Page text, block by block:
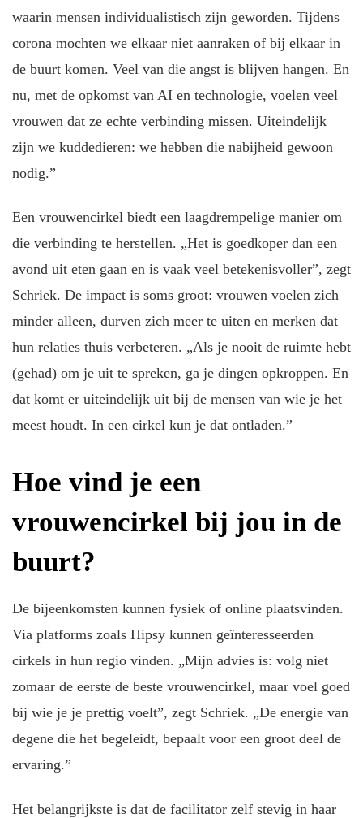
waarin mensen individualistisch zijn geworden. Tijdens
corona mochten we elkaar niet aanraken of bij elkaar in
de buurt komen. Veel van die angst is blijven hangen. En
nu, met de opkomst van AI en technologie, voelen veel
vrouwen dat ze echte verbinding missen. Uiteindelijk
zijn we kuddedieren: we hebben die nabijheid gewoon
nodig.”
Een vrouwencirkel biedt een laagdrempelige manier om
die verbinding te herstellen. „Het is goedkoper dan een
avond uit eten gaan en is vaak veel betekenisvoller”, zegt
Schriek. De impact is soms groot: vrouwen voelen zich
minder alleen, durven zich meer te uiten en merken dat
hun relaties thuis verbeteren. „Als je nooit de ruimte hebt
(gehad) om je uit te spreken, ga je dingen opkroppen. En
dat komt er uiteindelijk uit bij de mensen van wie je het
meest houdt. In een cirkel kun je dat ontladen.”
Hoe vind je een
vrouwencirkel bij jou in de
buurt?
De bijeenkomsten kunnen fysiek of online plaatsvinden.
Via platforms zoals Hipsy kunnen geïnteresseerden
cirkels in hun regio vinden. „Mijn advies is: volg niet
zomaar de eerste de beste vrouwencirkel, maar voel goed
bij wie je je prettig voelt”, zegt Schriek. „De energie van
degene die het begeleidt, bepaalt voor een groot deel de
ervaring.”
Het belangrijkste is dat de facilitator zelf stevig in haar